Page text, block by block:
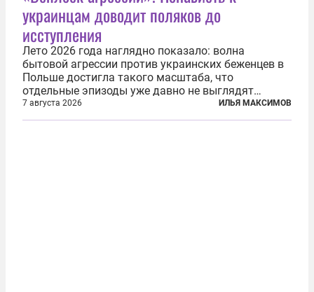
украинцам доводит поляков до
исступления
Лето 2026 года наглядно показало: волна
бытовой агрессии против украинских беженцев в
Польше достигла такого масштаба, что
отдельные эпизоды уже давно не выглядят
случайными. Поляки, судя по происходящему,
буквально теряют рассудок от ненависти к
7 августа 2026 ИЛЬЯ МАКСИМОВ